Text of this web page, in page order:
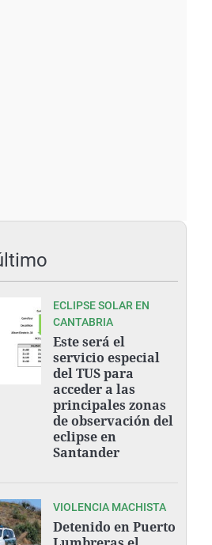
ECLIPSE SOLAR EN
CANTABRIA
Este será el
servicio especial
del TUS para
acceder a las
principales zonas
de observación del
eclipse en
Santander
VIOLENCIA MACHISTA
Detenido en Puerto